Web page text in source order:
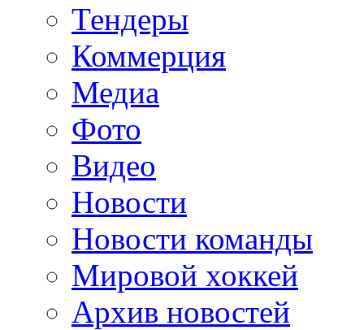
Тендеры
Коммерция
Медиа
Фото
Видео
Новости
Новости команды
Мировой хоккей
Архив новостей